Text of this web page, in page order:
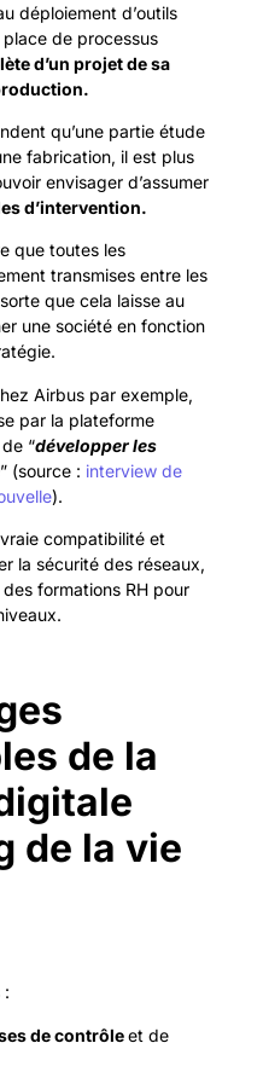
déploiement d’outils
de processus
d’un projet de sa
qu’une partie étude
fabrication, il est plus
envisager d’assumer
d’intervention.
que toutes les
transmises entre les
que cela laisse au
une société en fonction
Airbus par exemple,
par la plateforme
“développer les
” (source : interview de
).
compatibilité et
la sécurité des réseaux,
formations RH pour
de la
de la vie
:
de contrôleet de